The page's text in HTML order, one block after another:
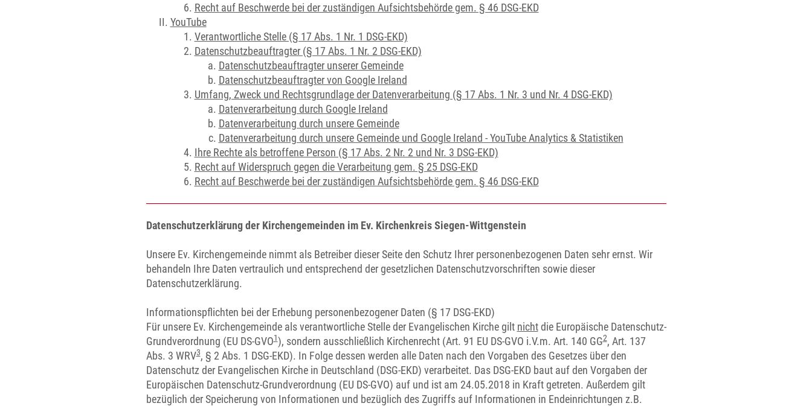
Recht auf Beschwerde bei der zuständigen Aufsichtsbehörde gem. § 46 DSG-EKD
YouTube
Verantwortliche Stelle (§ 17 Abs. 1 Nr. 1 DSG-EKD)
Datenschutzbeauftragter (§ 17 Abs. 1 Nr. 2 DSG-EKD)
Datenschutzbeauftragter unserer Gemeinde
Datenschutzbeauftragter von Google Ireland
Umfang, Zweck und Rechtsgrundlage der Datenverarbeitung (§ 17 Abs. 1 Nr. 3 und Nr. 4 DSG-EKD)
Datenverarbeitung durch Google Ireland
Datenverarbeitung durch unsere Gemeinde
Datenverarbeitung durch unsere Gemeinde und Google Ireland - YouTube Analytics & Statistiken
Ihre Rechte als betroffene Person (§ 17 Abs. 2 Nr. 2 und Nr. 3 DSG-EKD)
Recht auf Widerspruch gegen die Verarbeitung gem. § 25 DSG-EKD
Recht auf Beschwerde bei der zuständigen Aufsichtsbehörde gem. § 46 DSG-EKD
Datenschutzerklärung der Kirchengemeinden im Ev. Kirchenkreis Siegen-Wittgenstein
Unsere Ev. Kirchengemeinde nimmt als Betreiber dieser Seite den Schutz Ihrer personenbezogenen Daten sehr ernst. Wir
behandeln Ihre Daten vertraulich und entsprechend der gesetzlichen Datenschutzvorschriften sowie dieser
Datenschutzerklärung.
Informationspflichten bei der Erhebung personenbezogener Daten (§ 17 DSG-EKD)
Für unsere Ev. Kirchengemeinde als verantwortliche Stelle der Evangelischen Kirche gilt nichtdie Europäische Datenschutz-
Grundverordnung (EU DS-GVO1), sondern ausschließlich Kirchenrecht (Art. 91 EU DS-GVO i.V.m. Art. 140 GG2, Art. 137
Abs. 3 WRV3, § 2 Abs. 1 DSG-EKD). In Folge dessen werden alle Daten nach den Vorgaben des Gesetzes über den
Datenschutz der Evangelischen Kirche in Deutschland (DSG-EKD) verarbeitet. Das DSG-EKD baut auf den Vorgaben der
Europäischen Datenschutz-Grundverordnung (EU DS-GVO) auf und ist am 24.05.2018 in Kraft getreten. Außerdem gilt
bezüglich der Speicherung von Informationen und bezüglich des Zugriffs auf Informationen in Endeinrichtungen z.B.